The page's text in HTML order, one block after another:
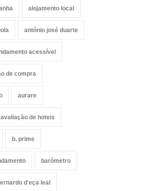
alojamento local
antónio josé duarte
acessível
de compra
aurare
avaliação de hoteis
b. prime
barómetro
d'eça leal